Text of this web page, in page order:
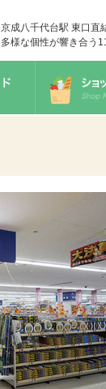
京成八千代台駅 東口直
多様な個性が響き合う